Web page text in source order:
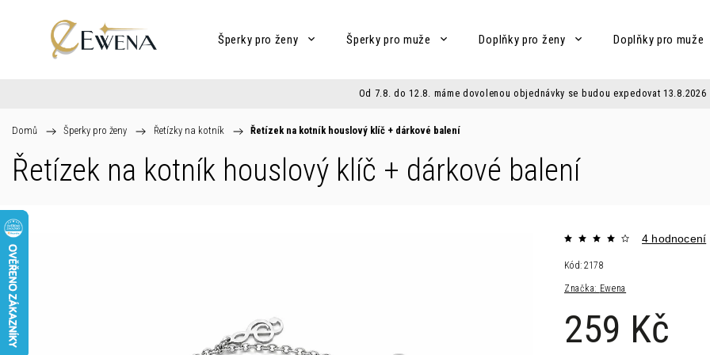
Šperky pro ženy Šperky pro muže Doplňky pro ženy Doplňky pro muže
Od 7.8. do 12.8. máme dovolenou objednávky se budou expedovat 13.8.2026
Domů / Šperky pro ženy / Řetízky na kotník / Řetízek na kotník houslový klíč + dárkové balení
Řetízek na kotník houslový klíč + dárkové balení
Značka: Ewena
4 hodnocení
259 Kč
Kód: 2178